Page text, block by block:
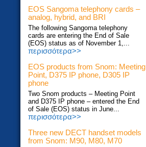
EOS Sangoma telephony cards –
analog, hybrid, and BRI
The following Sangoma telephony
cards are entering the End of Sale
(EOS) status as of November 1,...
περισσότερα>>
EOS products from Snom: Meeting
Point, D375 IP phone, D305 IP
phone
Two Snom products – Meeting Point
and D375 IP phone – entered the End
of Sale (EOS) status in June...
περισσότερα>>
Three new DECT handset models
from Snom: M90, M80, M70